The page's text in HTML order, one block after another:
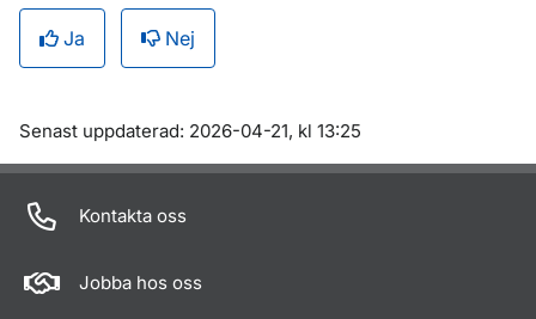
Ja Nej
Om sidan
Senast uppdaterad: 2026-04-21, kl 13:25
Kontakta oss
Jobba hos oss